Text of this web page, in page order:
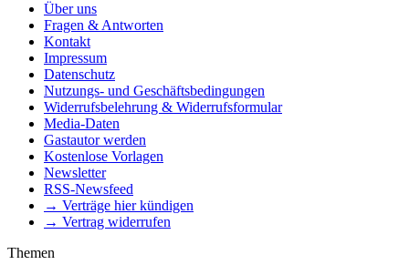
Über uns
Fragen & Antworten
Kontakt
Impressum
Datenschutz
Nutzungs- und Geschäftsbedingungen
Widerrufsbelehrung & Widerrufsformular
Media-Daten
Gastautor werden
Kostenlose Vorlagen
Newsletter
RSS-Newsfeed
→ Verträge hier kündigen
→ Vertrag widerrufen
Themen